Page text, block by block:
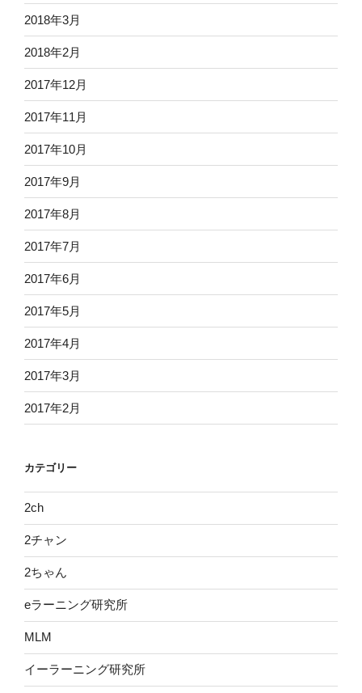
2018年3月
2018年2月
2017年12月
2017年11月
2017年10月
2017年9月
2017年8月
2017年7月
2017年6月
2017年5月
2017年4月
2017年3月
2017年2月
カテゴリー
2ch
2チャン
2ちゃん
eラーニング研究所
MLM
イーラーニング研究所